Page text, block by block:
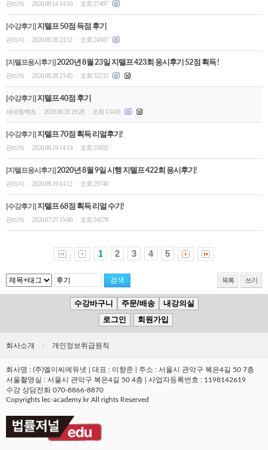
관리자 2020.09.14 14:10 조회 27497
[수강후기] 지텔프 50점 득점 후기
관리자 2020.08.28 23:52 조회 24507
[지텔프응시후기]2020년 8월 23일 지텔프 423회 응시후기 52점 획득 !
관리자 2020.08.28 23:45 조회 32232
[수강후기] 지텔프 40점 후기
세네동백초 2020.08.20 19:28 조회 13419
[수강후기] 지텔프 70점 획득 리얼후기!
관리자 2020.08.19 14:19 조회 25092
[지텔프응시후기]2020년 8월 9일 시행 지텔프 422회 응시후기!
관리자 2020.08.19 14:12 조회 29740
[수강후기] 지텔프 68점 획득 리얼 수기!
관리자 2020.07.27 15:00 조회 24578
1 2 3 4 5
목록 쓰기
수강바구니 주문/배송
내강의실
로그인
회원가입
회사소개 개인정보취급원칙
회사명 : (주)엘이씨에듀넷 | 대표 : 이향준 | 주소 : 서울시 관악구 복은4길 50 7층
서울촬영실 : 서울시 관악구 복은4길 50 4층 | 사업자등록번호 : 1198142619
수강 상담전화 070-8866-8870
Copyrights lec-academy.kr All rights Reserved